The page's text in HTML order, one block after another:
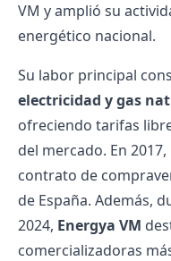
VM y amplió su
energético nacional.
Su labor principal
electricidad y gas
ofreciendo tarifas
del mercado. En
contrato de
de España. Además,
2024, Energya VM
comercializadoras